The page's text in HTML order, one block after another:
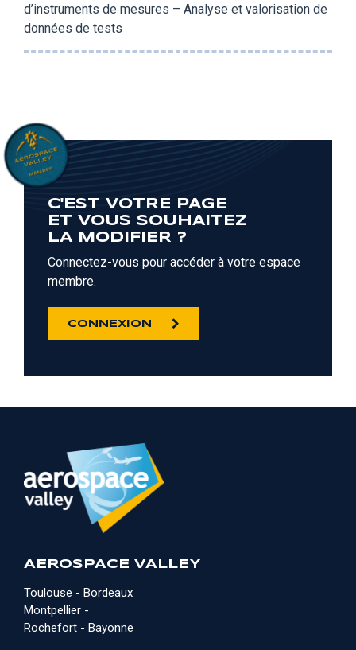
d’instruments de mesures – Analyse et valorisation de
données de tests
C'EST VOTRE PAGE
ET VOUS SOUHAITEZ
LA MODIFIER ?
Connectez-vous pour accéder à votre espace
membre.
CONNEXION
AEROSPACE VALLEY
Toulouse - Bordeaux
Montpellier -
Rochefort - Bayonne